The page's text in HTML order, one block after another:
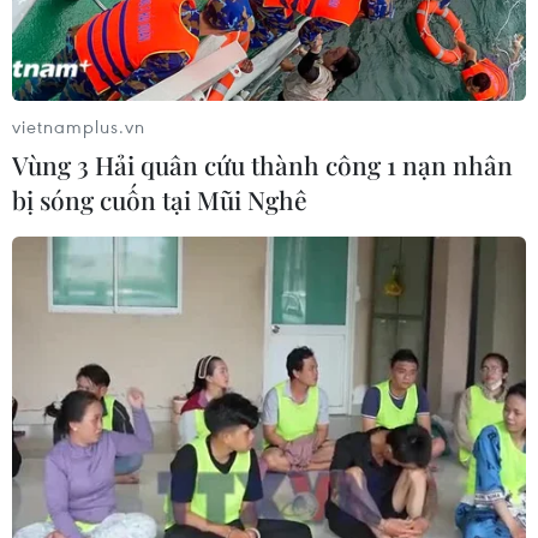
Thủ tướng Imran Khan: Tình báo Pakistan
giúp CIA phát hiện Bin Laden
23/07/2019 08:02
Thủ tướng Pakistan Imran Khan khẳng định cơ quan tình
vietnamplus.vn
Vùng 3 Hải quân cứu thành công 1 nạn nhân
bị sóng cuốn tại Mũi Nghê